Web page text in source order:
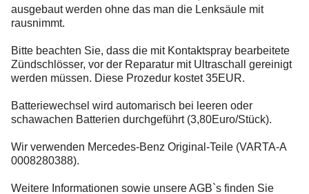
ausgebaut werden ohne das man die Lenksäule mit
rausnimmt.
Bitte beachten Sie, dass die mit Kontaktspray bearbeitete
Zündschlösser, vor der Reparatur mit Ultraschall gereinigt
werden müssen. Diese Prozedur kostet 35EUR.
Batteriewechsel wird automarisch bei leeren oder
schawachen Batterien durchgeführt (3,80Euro/Stück).
Wir verwenden Mercedes-Benz Original-Teile (VARTA-A
0008280388).
Weitere Informationen sowie unsere AGB`s finden Sie